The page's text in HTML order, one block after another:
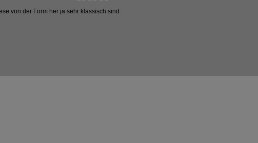
von der Form her ja sehr klassisch sind.